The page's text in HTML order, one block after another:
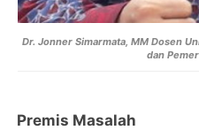
Dr. Jonner Simarmata, MM Dosen
dan
Premis Masalah